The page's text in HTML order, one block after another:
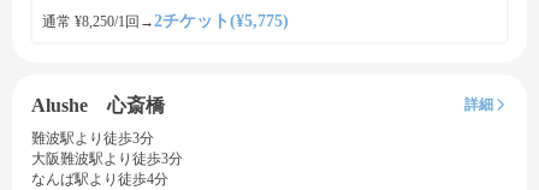
通常 ¥8,250/1回 →2チケット(¥5,775)
Alushe 心斎橋
詳細
難波駅より徒歩3分
大阪難波駅より徒歩3分
なんば駅より徒歩4分